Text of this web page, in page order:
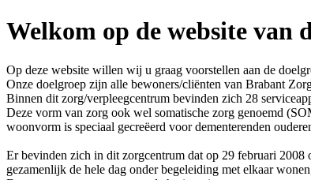
Welkom op de website
Op deze website willen wij u graag voorstellen aan de
Onze doelgroep zijn alle bewoners/cliënten van Brabant
Binnen dit zorg/verpleegcentrum bevinden zich 28
Deze vorm van zorg ook wel somatische zorg genoemd
woonvorm is speciaal gecreëerd voor dementerenden
Er bevinden zich in dit zorgcentrum dat op 29 februari
gezamenlijk de hele dag onder begeleiding met elkaar